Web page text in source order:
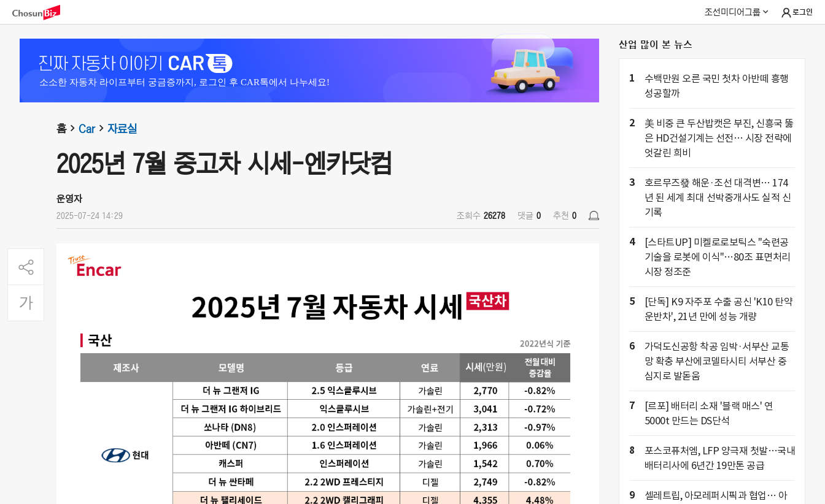
조선미디어그룹 로그인
소소한 자동차 라이프부터 궁금증까지, 로그인 후 CAR톡에서 나누세요!
홈 Car 자료실
2025년 7월 중고차 시세-엔카닷컴
운영자
2025-07-24 14:29 조회수 26278 댓글 0 추천 0
산업 많이 본 뉴스